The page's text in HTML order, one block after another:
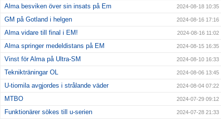
Alma besviken över sin insats på Em 2024-08-18 10:35
GM på Gotland i helgen 2024-08-16 17:16
Alma vidare till final i EM! 2024-08-16 11:02
Alma springer medeldistans på EM 2024-08-15 16:35
Vinst för Alma på Ultra-SM 2024-08-10 16:33
Teknikträningar OL 2024-08-06 13:45
U-tiomila avgjordes i strålande väder 2024-08-04 07:22
MTBO 2024-07-29 09:12
Funktionärer sökes till u-serien 2024-07-28 21:33